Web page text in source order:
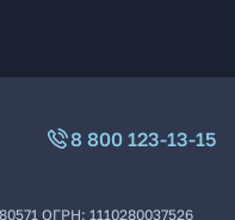
8 800 123-13-15
ОГРН: 1110280037526